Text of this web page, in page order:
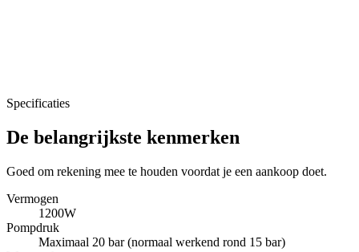
Specificaties
De belangrijkste kenmerken
Goed om rekening mee te houden voordat je een aankoop doet.
Vermogen
1200W
Pompdruk
Maximaal 20 bar (normaal werkend rond 15 bar)